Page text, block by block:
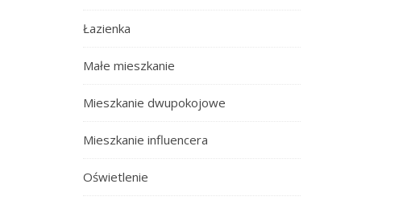
Łazienka
Małe mieszkanie
Mieszkanie dwupokojowe
Mieszkanie influencera
Oświetlenie